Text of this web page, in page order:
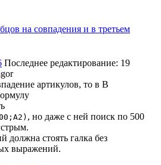
на совпадения и в третьем
Последнее редактирование: 19
артикулов, то в B
, но даже с ней поиск по 500
должна стоять галка без
выражений.